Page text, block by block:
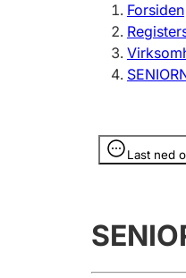
Registrere,
Forsiden
Last ned